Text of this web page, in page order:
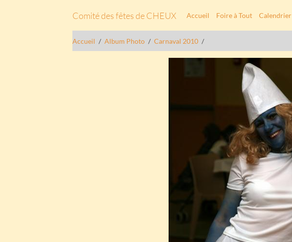
Comité des fêtes de CHEUX Accueil Foire à Tout Calendrier
Accueil Album Photo Carnaval 2010